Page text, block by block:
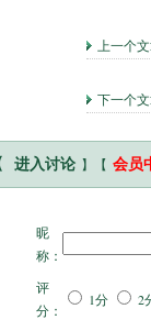
上一个
下一个
进入讨论 】【 会员
昵
称：
评
分：
1分 2